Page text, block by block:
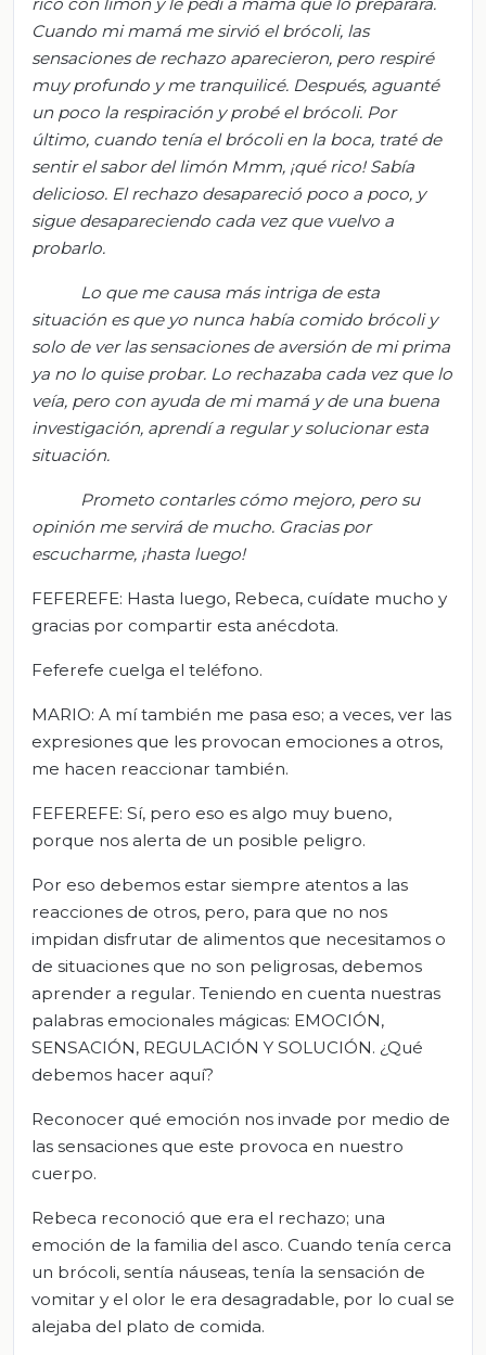
rico con limón y le pedí a mamá que lo preparara.
Cuando mi mamá me sirvió el brócoli, las
sensaciones de rechazo aparecieron, pero respiré
muy profundo y me tranquilicé. Después, aguanté
un poco la respiración y probé el brócoli. Por
último, cuando tenía el brócoli en la boca, traté de
sentir el sabor del limón Mmm, ¡qué rico!Sabía
delicioso. El rechazo desapareció poco a poco, y
sigue desapareciendo cada vez que vuelvo a
probarlo.
Lo que me causa más intriga de esta
situación es que yo nunca había comido brócoli y
solo de ver las sensaciones de aversión de mi prima
ya no lo quise probar. Lo rechazaba cada vez que lo
veía, pero con ayuda de mi mamá y de una buena
investigación, aprendí a regular y solucionar esta
situación.
Prometo contarles cómo mejoro, pero su
opinión me servirá de mucho. Gracias por
escucharme, ¡hasta luego!
FEFEREFE: Hasta luego, Rebeca, cuídate mucho y
gracias por compartir esta anécdota.
Feferefe cuelga el teléfono.
MARIO: A mí también me pasa eso; a veces, ver las
expresiones que les provocan emociones a otros,
me hacen reaccionar también.
FEFEREFE: Sí, pero eso es algo muy bueno,
porque nos alerta de un posible peligro.
Por eso debemos estar siempre atentos a las
reacciones de otros, pero, para que no nos
impidan disfrutar de alimentos que necesitamos o
de situaciones que no son peligrosas, debemos
aprender a regular. Teniendo en cuenta nuestras
palabras emocionales mágicas: EMOCIÓN,
SENSACIÓN, REGULACIÓN Y SOLUCIÓN. ¿Qué
debemos hacer aquí?
Reconocer qué emoción nos invade por medio de
las sensaciones que este provoca en nuestro
cuerpo.
Rebeca reconoció que era el rechazo; una
emoción de la familia del asco. Cuando tenía cerca
un brócoli, sentía náuseas, tenía la sensación de
vomitar y el olor le era desagradable, por lo cual se
alejaba del plato de comida.